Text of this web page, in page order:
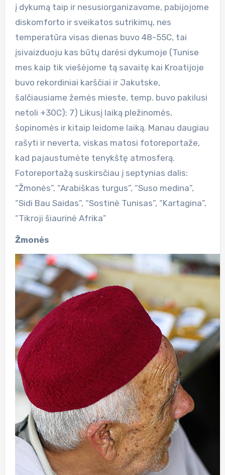
į dykumą taip ir nesusiorganizavome, pabijojome
diskomforto ir sveikatos sutrikimų, nes
temperatūra visas dienas buvo 48-55C, tai
įsivaizduoju kas būtų darėsi dykumoje (Tunise
mes kaip tik viešėjome tą savaitę kai Kroatijoje
buvo rekordiniai karščiai ir Jakutske,
šalčiausiame žemės mieste, temp. buvo pakilusi
netoli +30C); 7) Likusį laiką pležinomės,
šopinomės ir kitaip leidome laiką. Manau daugiau
rašyti ir neverta, viskas matosi fotoreportaže,
kad pajaustumėte tenykštę atmosferą.
Fotoreportažą suskirsčiau į septynias dalis:
“Žmonės”, “Arabiškas turgus”, “Suso medina”,
“Sidi Bau Saidas”, “Sostinė Tunisas”, “Kartagina”,
“Tikroji šiaurinė Afrika”
Žmonės